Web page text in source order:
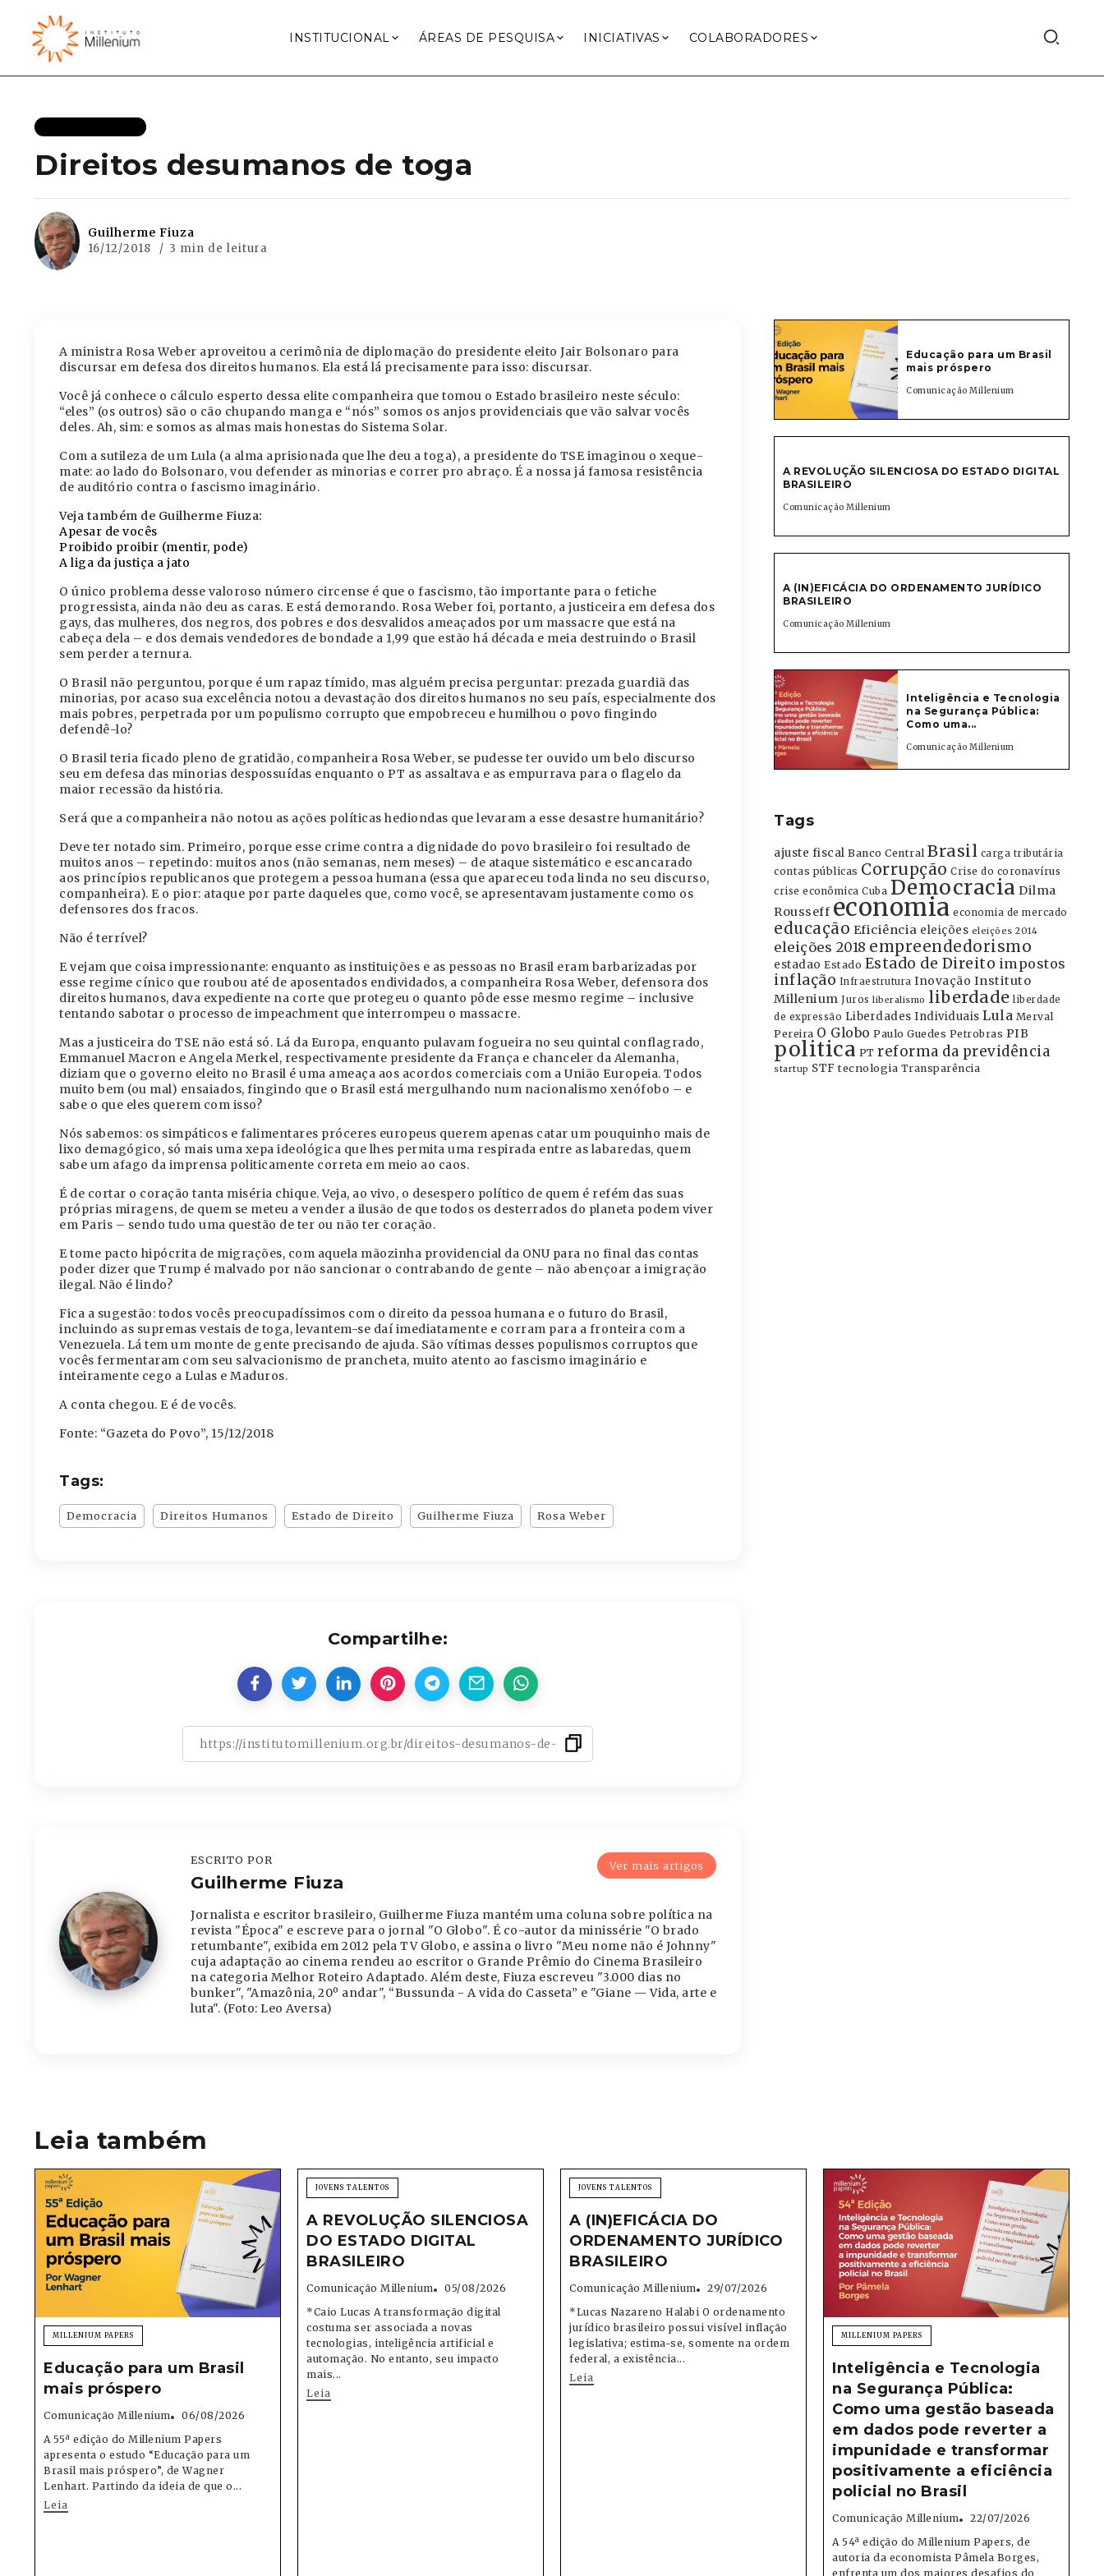
INSTITUCIONAL ÁREAS DE PESQUISA INICIATIVAS COLABORADORES
Direitos desumanos de toga
Guilherme Fiuza
16/12/2018 3 min de leitura
A ministra Rosa Weber aproveitou a cerimônia de diplomação do presidente eleito Jair Bolsonaro para
discursar em defesa dos direitos humanos. Ela está lá precisamente para isso: discursar.
Você já conhece o cálculo esperto dessa elite companheira que tomou o Estado brasileiro neste século:
“eles” (os outros) são o cão chupando manga e “nós” somos os anjos providenciais que vão salvar vocês
deles. Ah, sim: e somos as almas mais honestas do Sistema Solar.
Com a sutileza de um Lula (a alma aprisionada que lhe deu a toga), a presidente do TSE imaginou o xeque-
mate: ao lado do Bolsonaro, vou defender as minorias e correr pro abraço. É a nossa já famosa resistência
de auditório contra o fascismo imaginário.
Veja também de Guilherme Fiuza:
Apesar de vocês
Proibido proibir (mentir, pode)
A liga da justiça a jato
O único problema desse valoroso número circense é que o fascismo, tão importante para o fetiche
progressista, ainda não deu as caras. E está demorando. Rosa Weber foi, portanto, a justiceira em defesa dos
gays, das mulheres, dos negros, dos pobres e dos desvalidos ameaçados por um massacre que está na
cabeça dela – e dos demais vendedores de bondade a 1,99 que estão há década e meia destruindo o Brasil
sem perder a ternura.
O Brasil não perguntou, porque é um rapaz tímido, mas alguém precisa perguntar: prezada guardiã das
minorias, por acaso sua excelência notou a devastação dos direitos humanos no seu país, especialmente dos
mais pobres, perpetrada por um populismo corrupto que empobreceu e humilhou o povo fingindo
defendê-lo?
O Brasil teria ficado pleno de gratidão, companheira Rosa Weber, se pudesse ter ouvido um belo discurso
seu em defesa das minorias despossuídas enquanto o PT as assaltava e as empurrava para o flagelo da
maior recessão da história.
Será que a companheira não notou as ações políticas hediondas que levaram a esse desastre humanitário?
Deve ter notado sim. Primeiro, porque esse crime contra a dignidade do povo brasileiro foi resultado de
muitos anos – repetindo: muitos anos (não semanas, nem meses) – de ataque sistemático e escancarado
aos princípios republicanos que protegem a pessoa humana (essa que apareceu toda linda no seu discurso,
companheira). E o pior: ataque por parte daqueles que, como você, se apresentavam justamente como os
defensores dos fracos.
Não é terrível?
E vejam que coisa impressionante: enquanto as instituições e as pessoas no Brasil eram barbarizadas por
esse regime cínico que roubou até de aposentados endividados, a companheira Rosa Weber, defensora dos
direitos humanos, dava expediente na corte que protegeu o quanto pôde esse mesmo regime – inclusive
tentando sabotar o processo de impeachment que interrompeu o massacre.
Mas a justiceira do TSE não está só. Lá da Europa, enquanto pulavam fogueira no seu quintal conflagrado,
Emmanuel Macron e Angela Merkel, respectivamente presidente da França e chanceler da Alemanha,
diziam que o governo eleito no Brasil é uma ameaça aos acordos comerciais com a União Europeia. Todos
muito bem (ou mal) ensaiados, fingindo que o Brasil está mergulhando num nacionalismo xenófobo – e
sabe o que eles querem com isso?
Nós sabemos: os simpáticos e falimentares próceres europeus querem apenas catar um pouquinho mais de
lixo demagógico, só mais uma xepa ideológica que lhes permita uma respirada entre as labaredas, quem
sabe um afago da imprensa politicamente correta em meio ao caos.
É de cortar o coração tanta miséria chique. Veja, ao vivo, o desespero político de quem é refém das suas
próprias miragens, de quem se meteu a vender a ilusão de que todos os desterrados do planeta podem viver
em Paris – sendo tudo uma questão de ter ou não ter coração.
E tome pacto hipócrita de migrações, com aquela mãozinha providencial da ONU para no final das contas
poder dizer que Trump é malvado por não sancionar o contrabando de gente – não abençoar a imigração
ilegal. Não é lindo?
Fica a sugestão: todos vocês preocupadíssimos com o direito da pessoa humana e o futuro do Brasil,
incluindo as supremas vestais de toga, levantem-se daí imediatamente e corram para a fronteira com a
Venezuela. Lá tem um monte de gente precisando de ajuda. São vítimas desses populismos corruptos que
vocês fermentaram com seu salvacionismo de prancheta, muito atento ao fascismo imaginário e
inteiramente cego a Lulas e Maduros.
A conta chegou. E é de vocês.
Fonte: “Gazeta do Povo”, 15/12/2018
Tags:
Democracia Direitos Humanos Estado de Direito Guilherme Fiuza Rosa Weber
Compartilhe:
Ver mais artigos
ESCRITO POR
Guilherme Fiuza
Jornalista e escritor brasileiro, Guilherme Fiuza mantém uma coluna sobre política na
revista "Época" e escreve para o jornal "O Globo". É co-autor da minissérie "O brado
retumbante", exibida em 2012 pela TV Globo, e assina o livro "Meu nome não é Johnny"
cuja adaptação ao cinema rendeu ao escritor o Grande Prêmio do Cinema Brasileiro
na categoria Melhor Roteiro Adaptado. Além deste, Fiuza escreveu "3.000 dias no
bunker", "Amazônia, 20º andar", “Bussunda - A vida do Casseta” e "Giane — Vida, arte e
luta". (Foto: Leo Aversa)
Educação para um Brasil
mais próspero
Comunicação Millenium
A REVOLUÇÃO SILENCIOSA DO ESTADO DIGITAL
BRASILEIRO
Comunicação Millenium
A (IN)EFICÁCIA DO ORDENAMENTO JURÍDICO
BRASILEIRO
Comunicação Millenium
Inteligência e Tecnologia
na Segurança Pública:
Como uma...
Comunicação Millenium
Tags
ajuste fiscal Banco Central Brasil carga tributária
contas públicas Corrupção Crise do coronavírus
crise econômica Cuba Democracia Dilma
Rousseff economia economia de mercado
educação Eficiência eleições eleições 2014
eleições 2018 empreendedorismo
estadao Estado Estado de Direito impostos
inflação Infraestrutura Inovação Instituto
Millenium Juros liberalismo liberdade liberdade
de expressão Liberdades Individuais Lula Merval
Pereira O Globo Paulo Guedes Petrobras PIB
politica PT reforma da previdência
startup STF tecnologia Transparência
Leia também
MILLENIUM PAPERS
Educação para um Brasil
mais próspero
Comunicação Millenium
06/08/2026
A 55ª edição do Millenium Papers
apresenta o estudo “Educação para um
Brasil mais próspero”, de Wagner
Lenhart. Partindo da ideia de que o...
Leia
JOVENS TALENTOS
A REVOLUÇÃO SILENCIOSA
DO ESTADO DIGITAL
BRASILEIRO
Comunicação Millenium
05/08/2026
*Caio Lucas A transformação digital
costuma ser associada a novas
tecnologias, inteligência artificial e
automação. No entanto, seu impacto
mais...
Leia
JOVENS TALENTOS
A (IN)EFICÁCIA DO
ORDENAMENTO JURÍDICO
BRASILEIRO
Comunicação Millenium
29/07/2026
*Lucas Nazareno Halabi O ordenamento
jurídico brasileiro possui visível inflação
legislativa; estima-se, somente na ordem
federal, a existência...
Leia
MILLENIUM PAPERS
Inteligência e Tecnologia
na Segurança Pública:
Como uma gestão baseada
em dados pode reverter a
impunidade e transformar
positivamente a eficiência
policial no Brasil
Comunicação Millenium
22/07/2026
A 54ª edição do Millenium Papers, de
autoria da economista Pâmela Borges,
enfrenta um dos maiores desafios do